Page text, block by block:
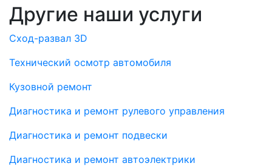
Другие наши услуги
Cход-развал 3D
Технический осмотр автомобиля
Кузовной ремонт
Диагностика и ремонт рулевого управления
Диагностика и ремонт подвески
Диагностика и ремонт автоэлектрики